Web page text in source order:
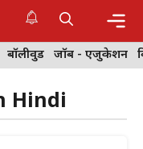
बॉलीवुड जॉब - एजुकेशन
Hindi